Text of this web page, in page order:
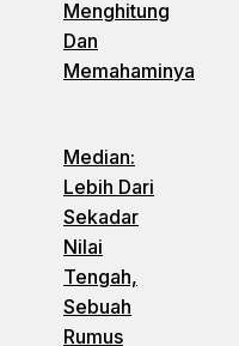
Menghitung
Dan
Memahaminya
Median:
Lebih Dari
Sekadar
Nilai
Tengah,
Sebuah
Rumus